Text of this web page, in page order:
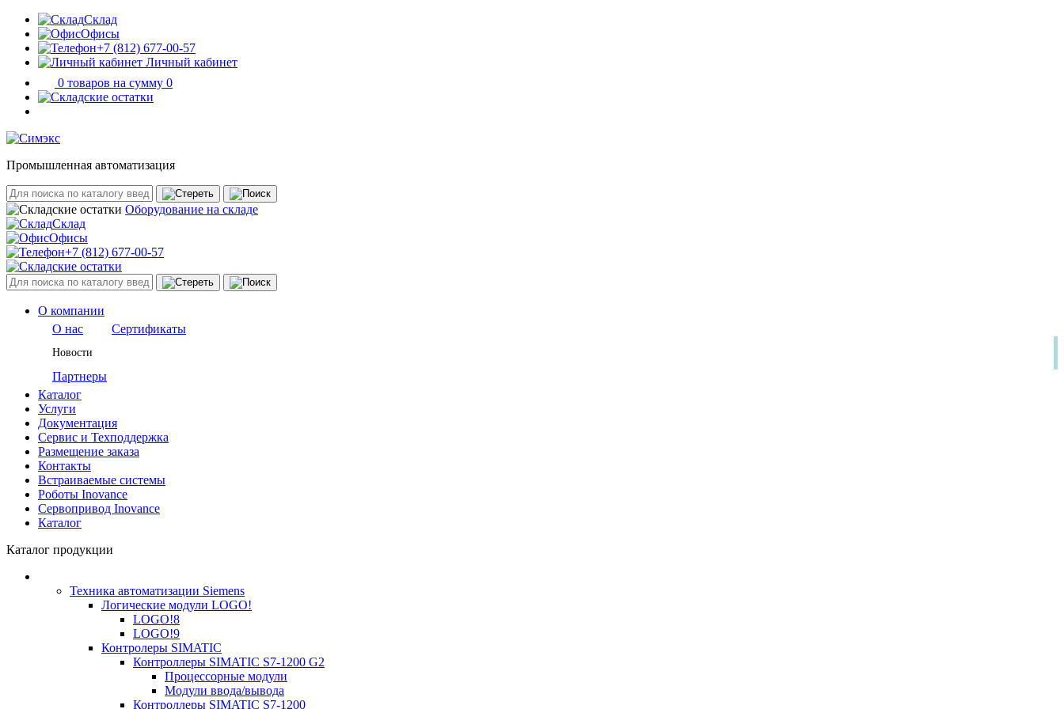
Склад
Офисы
+7 (812) 677-00-57
Личный кабинет
0 товаров на сумму 0
Промышленная автоматизация
Оборудование на складе
Склад
Офисы
+7 (812) 677-00-57
О компании
О нас
Сертификаты
Новости
Партнеры
Каталог
Услуги
Документация
Сервис и Техподдержка
Размещение заказа
Контакты
Встраиваемые системы
Роботы Inovance
Сервопривод Inovance
Каталог
Каталог продукции
Техника автоматизации Siemens
Логические модули LOGO!
LOGO!8
LOGO!9
Контролеры SIMATIC
Контроллеры SIMATIC S7-1200 G2
Процессорные модули
Модули ввода/вывода
Контроллеры SIMATIC S7-1200